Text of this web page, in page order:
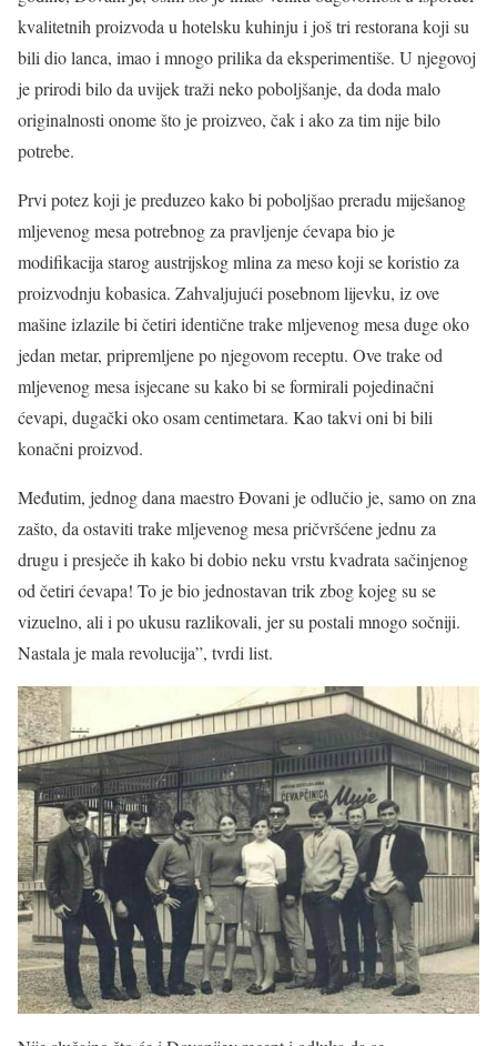
kvalitetnih proizvoda u hotelsku kuhinju i još tri restorana koji su
bili dio lanca, imao i mnogo prilika da eksperimentiše. U njegovoj
je prirodi bilo da uvijek traži neko poboljšanje, da doda malo
originalnosti onome što je proizveo, čak i ako za tim nije bilo
potrebe.
Prvi potez koji je preduzeo kako bi poboljšao preradu miješanog
mljevenog mesa potrebnog za pravljenje ćevapa bio je
modifikacija starog austrijskog mlina za meso koji se koristio za
proizvodnju kobasica. Zahvaljujući posebnom lijevku, iz ove
mašine izlazile bi četiri identične trake mljevenog mesa duge oko
jedan metar, pripremljene po njegovom receptu. Ove trake od
mljevenog mesa isjecane su kako bi se formirali pojedinačni
ćevapi, dugački oko osam centimetara. Kao takvi oni bi bili
konačni proizvod.
Međutim, jednog dana maestro Đovani je odlučio je, samo on zna
zašto, da ostaviti trake mljevenog mesa pričvršćene jednu za
drugu i presječe ih kako bi dobio neku vrstu kvadrata sačinjenog
od četiri ćevapa! To je bio jednostavan trik zbog kojeg su se
vizuelno, ali i po ukusu razlikovali, jer su postali mnogo sočniji.
Nastala je mala revolucija”, tvrdi list.